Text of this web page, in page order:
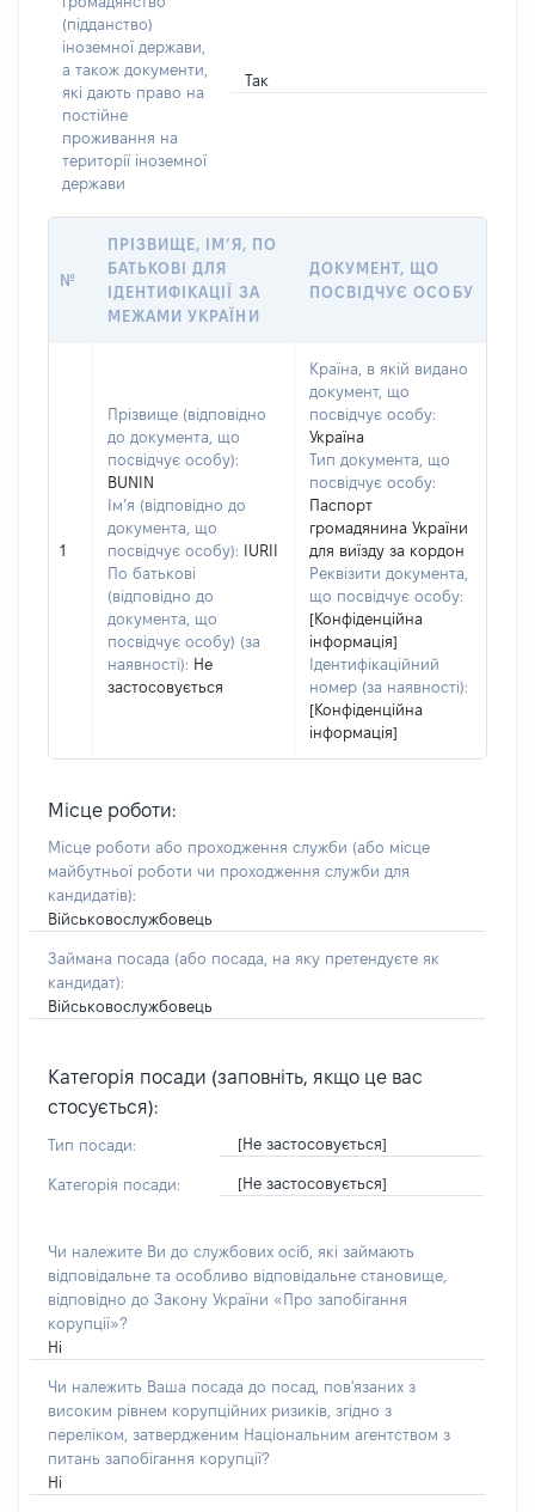
(підданство)
іноземної держави,
а також документи,
які дають право на
постійне
проживання на
території іноземної
держави
Так
№
ПРІЗВИЩЕ, ІМ’Я, ПО
БАТЬКОВІ ДЛЯ
ІДЕНТИФІКАЦІЇ ЗА
МЕЖАМИ УКРАЇНИ
ДОКУМЕНТ, ЩО
ПОСВІДЧУЄ ОСОБУ
1
Прізвище (відповідно
до документа, що
посвідчує особу):
BUNIN
Ім’я (відповідно до
документа, що
посвідчує особу):
IURII
По батькові
(відповідно до
документа, що
посвідчує особу) (за
наявності): Не
застосовується
Країна, в якій видано
документ, що
посвідчує особу:
Україна
Тип документа, що
посвідчує особу:
Паспорт
громадянина України
для виїзду за кордон
Реквізити документа,
що посвідчує особу:
[Конфіденційна
інформація]
Ідентифікаційний
номер (за наявності):
[Конфіденційна
інформація]
Місце роботи:
Місце роботи або проходження служби (або місце
майбутньої роботи чи проходження служби для
кандидатів):
Військовослужбовець
Займана посада (або посада, на яку претендуєте як
кандидат):
Військовослужбовець
Категорія посади (заповніть, якщо це вас
стосується):
Тип посади: [Не застосовується]
Категорія посади: [Не застосовується]
Чи належите Ви до службових осіб, які займають
відповідальне та особливо відповідальне становище,
відповідно до Закону України «Про запобігання
корупції»?
Ні
Чи належить Ваша посада до посад, пов'язаних з
високим рівнем корупційних ризиків, згідно з
переліком, затвердженим Національним агентством з
питань запобігання корупції?
Ні